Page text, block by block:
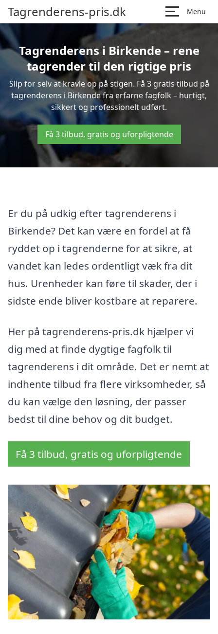
Tagrenderens-pris.dk Menu
Tagrenderens i Birkende – rene
tagrender til den rigtige pris
Slip for selv at kravle op på stigen. Få 3 gratis tilbud på
tagrenderens i Birkende fra erfarne fagfolk – hurtigt,
sikkert og professionelt udført.
Få 3 tilbud, gratis og uforpligtende
Er du på udkig efter tagrenderens i
Birkende? Det kan være en fordel at få
ryddet op i tagrenderne for at sikre, at
vandet kan ledes ordentligt væk fra dit
hus. Urenheder kan føre til skader, der i
sidste ende bliver kostbare at reparere.
Her på tagrenderens-pris.dk hjælper vi
dig med at finde dygtige fagfolk til
tagrenderens i dit område. Det er nemt at
indhente tilbud fra flere virksomheder, så
du kan vælge den løsning, der passer
bedst til dine behov og dit budget.
Få 3 tilbud, gratis og uforpligtende